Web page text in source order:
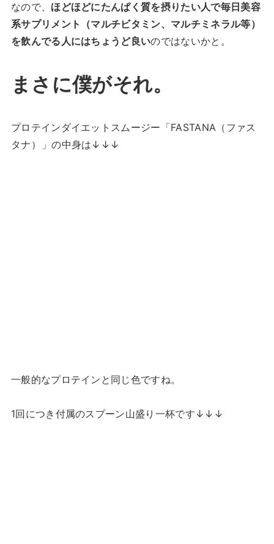
なので、 ほどほどにたんぱく質を摂りたい人で毎日美容
系サプリメント（マルチビタミン、マルチミネラル等）
を飲んでる人にはちょうど良いのではないかと。
まさに僕がそれ。
プロテインダイエットスムージー「FASTANA（ファス
タナ）
」の中身は↓↓↓
一般的なプロテインと同じ色ですね。
1回につき付属のスプーン山盛り一杯です↓↓↓